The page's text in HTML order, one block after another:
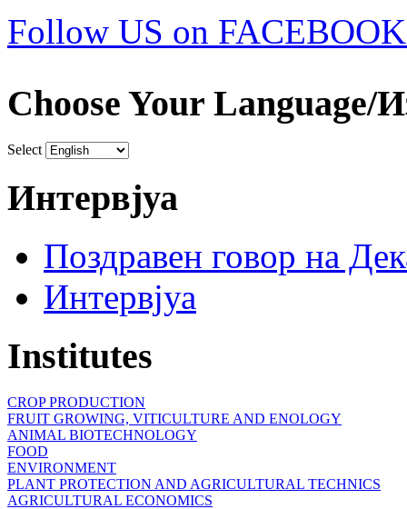
Follow US on
Choose Your Language/
Select
Интервјуа
Поздравен говор на
Интервјуа
Institutes
CROP PRODUCTION
FRUIT GROWING, VITICULTURE AND ENOLOGY
ANIMAL BIOTECHNOLOGY
FOOD
ENVIRONMENT
PLANT PROTECTION AND AGRICULTURAL TECHNICS
AGRICULTURAL ECONOMICS